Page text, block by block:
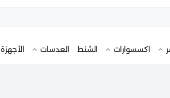
اكسسوارات الشنط العدسات الأجهزة